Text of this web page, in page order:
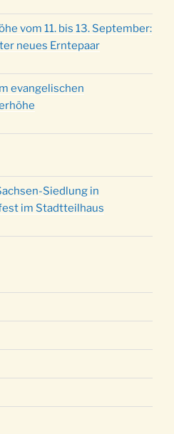
des Honterus Chors in
Uhr
mit Krippenspiel im Ev.
15:00 Uhr
in der FeG um 16 Uhr
in der Kirche um
in der Kirche um
ev. Jugend in der Kirche
vom 11. bis 13. September:
neues Erntepaar
evangelischen
Siedlung in
im Stadtteilhaus